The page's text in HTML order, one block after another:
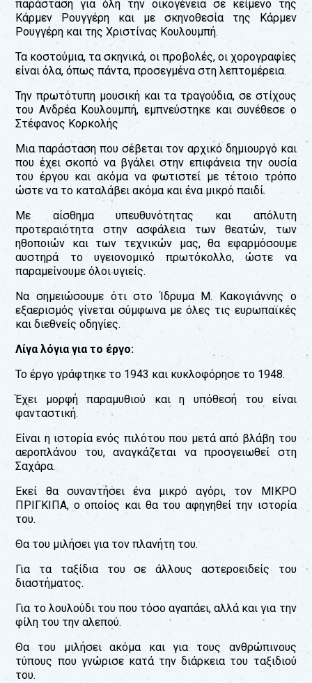
παράσταση για όλη την οικογένεια σε κείμενο της
Κάρμεν Ρουγγέρη και με σκηνοθεσία της Κάρμεν
Ρουγγέρη και της Χριστίνας Κουλουμπή.
Τα κοστούμια, τα σκηνικά, οι προβολές, οι χορογραφίες
είναι όλα, όπως πάντα, προσεγμένα στη λεπτομέρεια.
Την πρωτότυπη μουσική και τα τραγούδια, σε στίχους
του Ανδρέα Κουλουμπή, εμπνεύστηκε και συνέθεσε ο
Στέφανος Κορκολής
Μια παράσταση που σέβεται τον αρχικό δημιουργό και
που έχει σκοπό να βγάλει στην επιφάνεια την ουσία
του έργου και ακόμα να φωτιστεί με τέτοιο τρόπο
ώστε να το καταλάβει ακόμα και ένα μικρό παιδί.
Με αίσθημα υπευθυνότητας και απόλυτη
προτεραιότητα στην ασφάλεια των θεατών, των
ηθοποιών και των τεχνικών μας, θα εφαρμόσουμε
αυστηρά το υγειονομικό πρωτόκολλο, ώστε να
παραμείνουμε όλοι υγιείς.
Να σημειώσουμε ότι στο Ίδρυμα Μ. Κακογιάννης ο
εξαερισμός γίνεται σύμφωνα με όλες τις ευρωπαϊκές
και διεθνείς οδηγίες.
Λίγα λόγια για το έργο:
Το έργο γράφτηκε το 1943 και κυκλοφόρησε το 1948.
Έχει μορφή παραμυθιού και η υπόθεσή του είναι
φανταστική.
Είναι η ιστορία ενός πιλότου που μετά από βλάβη του
αεροπλάνου του, αναγκάζεται να προσγειωθεί στη
Σαχάρα.
Εκεί θα συναντήσει ένα μικρό αγόρι, τον ΜΙΚΡΟ
ΠΡΙΓΚΙΠΑ, ο οποίος και θα του αφηγηθεί την ιστορία
του.
Θα του μιλήσει για τον πλανήτη του.
Για τα ταξίδια του σε άλλους αστεροειδείς του
διαστήματος.
Για το λουλούδι του που τόσο αγαπάει, αλλά και για την
φίλη του την αλεπού.
Θα του μιλήσει ακόμα και για τους ανθρώπινους
τύπους που γνώρισε κατά την διάρκεια του ταξιδιού
του.